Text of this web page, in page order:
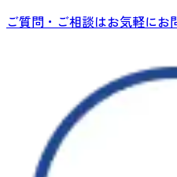
ご質問・ご相談はお気軽にお